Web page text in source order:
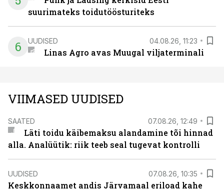
suurimateks toidutöösturiteks
6 UUDISED 04.08.26, 11:23
Linas Agro avas Muugal viljaterminali
VIIMASED UUDISED
SAATED 07.08.26, 12:49
Läti toidu käibemaksu alandamine tõi hinnad
alla. Analüütik: riik teeb seal tugevat kontrolli
UUDISED 07.08.26, 10:35
Keskkonnaamet andis Järvamaal eriload kahe